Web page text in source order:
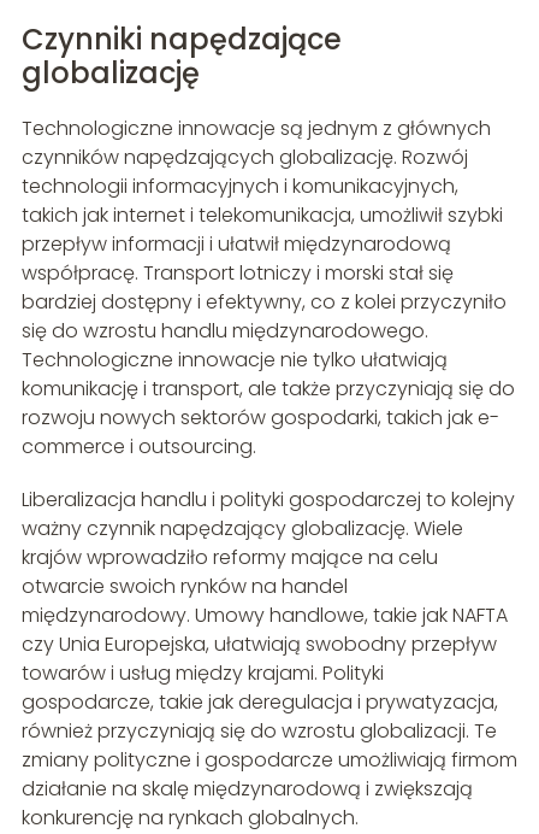
Czynniki napędzające
globalizację
Technologiczne innowacje są jednym z głównych
czynników napędzających globalizację. Rozwój
technologii informacyjnych i komunikacyjnych,
takich jak internet i telekomunikacja, umożliwił szybki
przepływ informacji i ułatwił międzynarodową
współpracę. Transport lotniczy i morski stał się
bardziej dostępny i efektywny, co z kolei przyczyniło
się do wzrostu handlu międzynarodowego.
Technologiczne innowacje nie tylko ułatwiają
komunikację i transport, ale także przyczyniają się do
rozwoju nowych sektorów gospodarki, takich jak e-
commerce i outsourcing.
Liberalizacja handlu i polityki gospodarczej to kolejny
ważny czynnik napędzający globalizację. Wiele
krajów wprowadziło reformy mające na celu
otwarcie swoich rynków na handel
międzynarodowy. Umowy handlowe, takie jak NAFTA
czy Unia Europejska, ułatwiają swobodny przepływ
towarów i usług między krajami. Polityki
gospodarcze, takie jak deregulacja i prywatyzacja,
również przyczyniają się do wzrostu globalizacji. Te
zmiany polityczne i gospodarcze umożliwiają firmom
działanie na skalę międzynarodową i zwiększają
konkurencję na rynkach globalnych.